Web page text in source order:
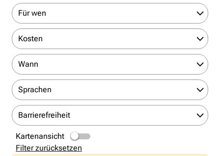
Für wen
Kosten
Wann
Sprachen
Barrierefreiheit
Kartenansicht
Filter zurücksetzen